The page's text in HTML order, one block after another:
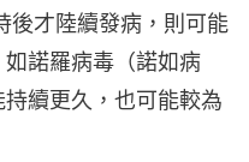
後才陸續發病，則可能
諾羅病毒（諾如病
續更久，也可能較為